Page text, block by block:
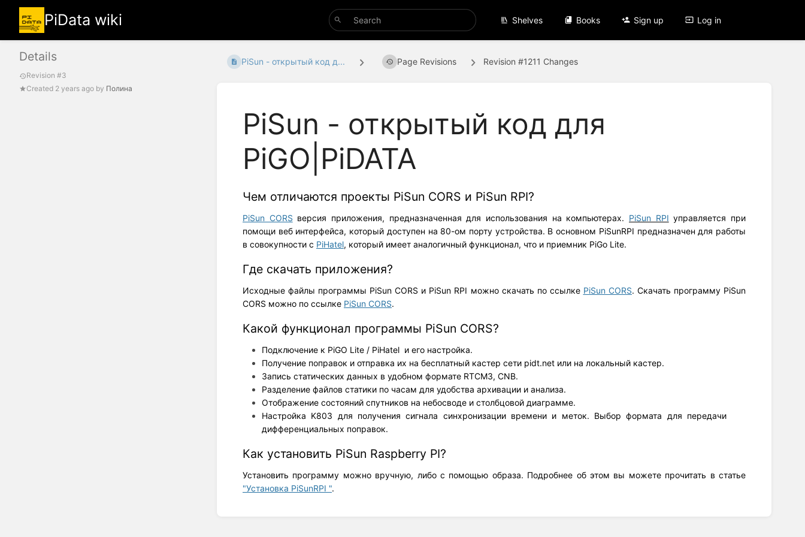
PiData wiki Shelves Books Sign up Log in
Details
Revision #3
Created 2 years ago by Полина
PiSun - открытый код д... Page Revisions Revision #1211 Changes
PiSun - открытый код для
PiGO|PiDATA
Чем отличаются проекты PiSun CORS и PiSun RPI?
PiSun CORS версия приложения, предназначенная для использования на компьютерах. PiSun RPI управляется при
помощи веб интерфейса, который доступен на 80-ом порту устройства. В основном PiSunRPI предназначен для работы
в совокупности с PiHatel, который имеет аналогичный функционал, что и приемник PiGo Lite.
Где скачать приложения?
Исходные файлы программы PiSun CORS и PiSun RPI можно скачать по ссылке PiSun CORS. Скачать программу PiSun
CORS можно по ссылке PiSun CORS.
Какой функционал программы PiSun CORS?
Подключение к PiGO Lite / PiHatel и его настройка.
Получение поправок и отправка их на бесплатный кастер сети pidt.net или на локальный кастер.
Запись статических данных в удобном формате RTCM3, CNB.
Разделение файлов статики по часам для удобства архивации и анализа.
Отображение состояний спутников на небосводе и столбцовой диаграмме.
Настройка K803 для получения сигнала синхронизации времени и меток. Выбор формата для передачи
дифференциальных поправок.
Как установить PiSun Raspberry PI?
Установить программу можно вручную, либо с помощью образа. Подробнее об этом вы можете прочитать в статье
"Установка PiSunRPI ".